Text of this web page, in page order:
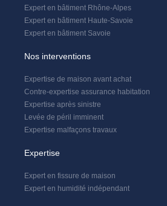
Expert en bâtiment Rhône-Alpes
Expert en bâtiment Haute-Savoie
Expert en bâtiment Savoie
Nos interventions
Expertise de maison avant achat
Contre-expertise assurance habitation
Expertise après sinistre
Levée de péril imminent
Expertise malfaçons travaux
Expertise
Expert en fissure de maison
Expert en humidité indépendant